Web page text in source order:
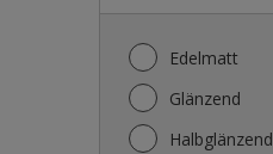
Edelmatt
Glänzend
Halbglänzend